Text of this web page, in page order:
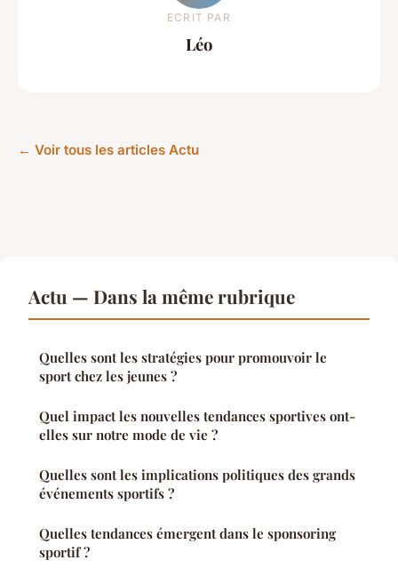
ECRIT PAR
Léo
← Voir tous les articles Actu
Actu — Dans la même rubrique
Quelles sont les stratégies pour promouvoir le
sport chez les jeunes ?
Quel impact les nouvelles tendances sportives ont-
elles sur notre mode de vie ?
Quelles sont les implications politiques des grands
événements sportifs ?
Quelles tendances émergent dans le sponsoring
sportif ?